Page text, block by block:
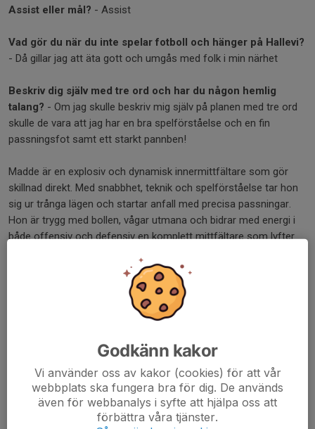
Assist eller mål? - Assist
Vad gör du när du inte spelar fotboll och hänger på Hallevi?
- Då gillar jag att äta gott och umgås med folk i min närhet
Beskriv dig själv med tre ord och har du någon hemlig
talang? - Om jag skulle beskriv mig själv på planen med tre ord
skulle de vara att jag har en bra spelförståelse och en fin
passningsfot samt ett starkt pannben!
Madde är en explosiv och dynamisk innermittfältare som gör
skillnad direkt. Med snabbhet, teknik och spelförståelse tar hon
sig ur trånga lägen och startar anfall med precisa passningar.
Hon är trygg med bollen, vågar utmana och bidrar med energi i
både offensiv och defensiv en komplett mittfältare som lyfter
och ser fram emot att fortsätta utvecklas tillsammans under
Kommentarer
Godkänn kakor
Vi använder oss av kakor (cookies) för att vår
webbplats ska fungera bra för dig. De används
även för webbanalys i syfte att hjälpa oss att
förbättra våra tjänster.